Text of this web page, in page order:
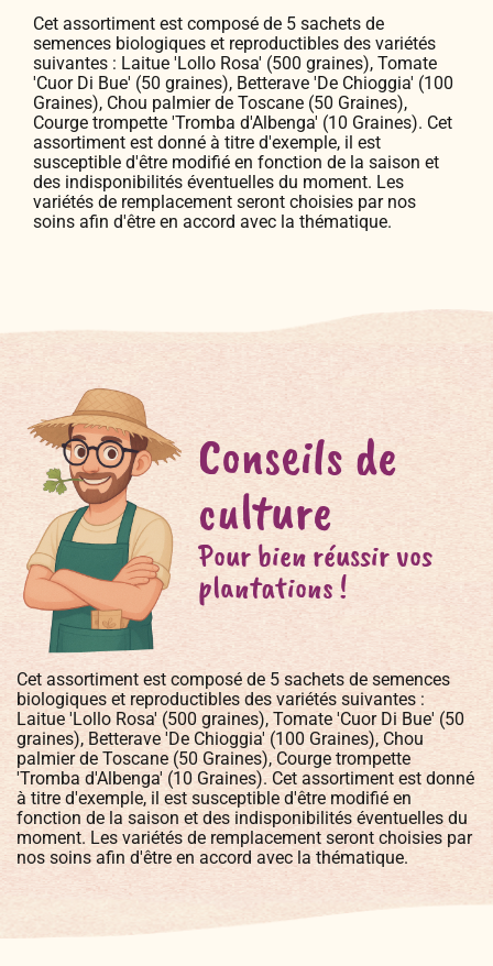
Cet assortiment est composé de 5 sachets de
semences biologiques et reproductibles des variétés
suivantes : Laitue 'Lollo Rosa' (500 graines), Tomate
'Cuor Di Bue' (50 graines), Betterave 'De Chioggia' (100
Graines), Chou palmier de Toscane (50 Graines),
Courge trompette 'Tromba d'Albenga' (10 Graines). Cet
assortiment est donné à titre d'exemple, il est
susceptible d'être modifié en fonction de la saison et
des indisponibilités éventuelles du moment. Les
variétés de remplacement seront choisies par nos
soins afin d'être en accord avec la thématique.
Conseils de
culture
Pour bien réussir vos
plantations !
Cet assortiment est composé de 5 sachets de semences
biologiques et reproductibles des variétés suivantes :
Laitue 'Lollo Rosa' (500 graines), Tomate 'Cuor Di Bue' (50
graines), Betterave 'De Chioggia' (100 Graines), Chou
palmier de Toscane (50 Graines), Courge trompette
'Tromba d'Albenga' (10 Graines). Cet assortiment est donné
à titre d'exemple, il est susceptible d'être modifié en
fonction de la saison et des indisponibilités éventuelles du
moment. Les variétés de remplacement seront choisies par
nos soins afin d'être en accord avec la thématique.